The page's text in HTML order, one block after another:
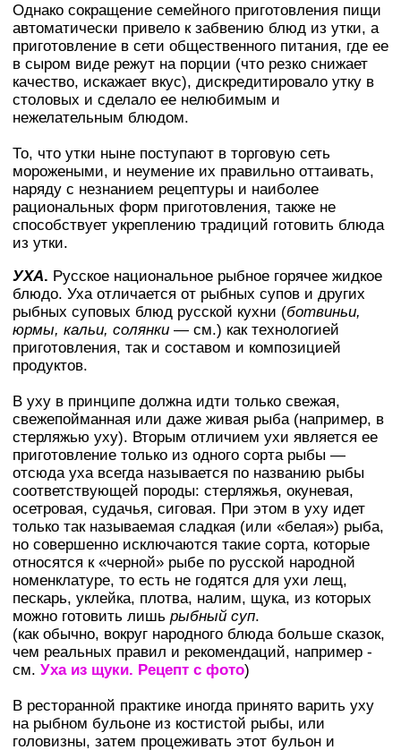
Однако сокращение семейного приготовления пищи
автоматически привело к забвению блюд из утки, а
приготовление в сети общественного питания, где ее
в сыром виде режут на порции (что резко снижает
качество, искажает вкус), дискредитировало утку в
столовых и сделало ее нелюбимым и
нежелательным блюдом.
То, что утки ныне поступают в торговую сеть
морожеными, и неумение их правильно оттаивать,
наряду с незнанием рецептуры и наиболее
рациональных форм приготовления, также не
способствует укреплению традиций готовить блюда
из утки.
УХА. Русское национальное рыбное горячее жидкое
блюдо. Уха отличается от рыбных супов и других
рыбных суповых блюд русской кухни (ботвиньи,
юрмы, кальи, солянки — см.) как технологией
приготовления, так и составом и композицией
продуктов.
В уху в принципе должна идти только свежая,
свежепойманная или даже живая рыба (например, в
стерляжью уху). Вторым отличием ухи является ее
приготовление только из одного сорта рыбы —
отсюда уха всегда называется по названию рыбы
соответствующей породы: стерляжья, окуневая,
осетровая, судачья, сиговая. При этом в уху идет
только так называемая сладкая (или «белая») рыба,
но совершенно исключаются такие сорта, которые
относятся к «черной» рыбе по русской народной
номенклатуре, то есть не годятся для ухи лещ,
пескарь, уклейка, плотва, налим, щука, из которых
можно готовить лишь рыбный суп.
(как обычно, вокруг народного блюда больше сказок,
чем реальных правил и рекомендаций, например -
см. Уха из щуки. Рецепт с фото)
В ресторанной практике иногда принято варить уху
на рыбном бульоне из костистой рыбы, или
головизны, затем процеживать этот бульон и